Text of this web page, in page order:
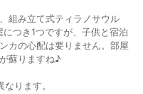
組み立て式ティラノサウル
つき1つですが、子供と宿泊
カの心配は要りません。部屋
蘇りますね♪
ります。